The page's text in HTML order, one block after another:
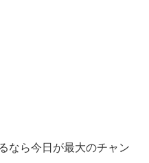
なら今日が最大のチャン